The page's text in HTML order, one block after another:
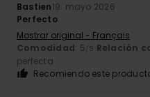
Bastien19. mayo 2026
Perfecto
Mostrar original - Français
Comodidad: 5/5 Relación
perfecta
Recomiendo este